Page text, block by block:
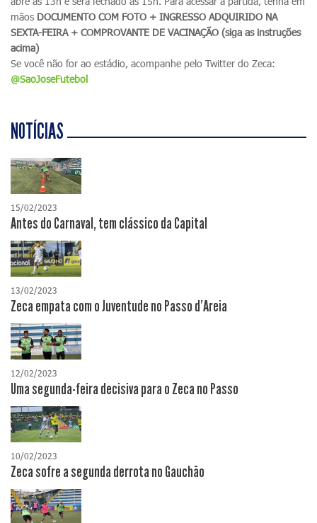
mãos DOCUMENTO COM FOTO + INGRESSO ADQUIRIDO NA
SEXTA-FEIRA + COMPROVANTE DE VACINAÇÃO (siga as instruções
acima)
Se você não for ao estádio, acompanhe pelo Twitter do Zeca:
@SaoJoseFutebol
NOTÍCIAS
15/02/2023
Antes do Carnaval, tem clássico da Capital
13/02/2023
Zeca empata com o Juventude no Passo d'Areia
12/02/2023
Uma segunda-feira decisiva para o Zeca no Passo
10/02/2023
Zeca sofre a segunda derrota no Gauchão